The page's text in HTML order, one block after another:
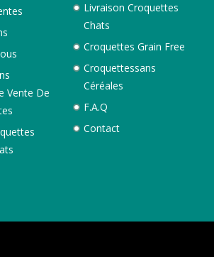
Vente De
Livraison Croquettes
Chats
Croquettes Grain Free
Croquettessans
Céréales
F.A.Q
Contact